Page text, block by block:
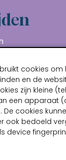
cookies
en de
zijn kleine
een apparaat
De cookies
ook bedoeld
device